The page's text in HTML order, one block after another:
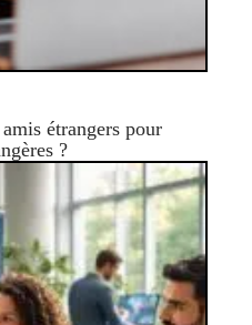
étrangers pour
?